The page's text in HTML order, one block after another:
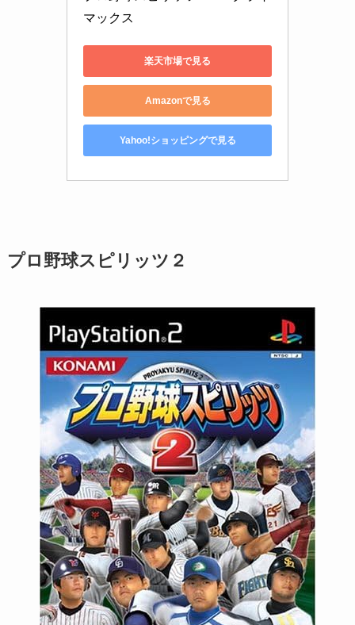
マックス
楽天市場で見る
Amazonで見る
Yahoo!ショッピングで見る
プロ野球スピリッツ２